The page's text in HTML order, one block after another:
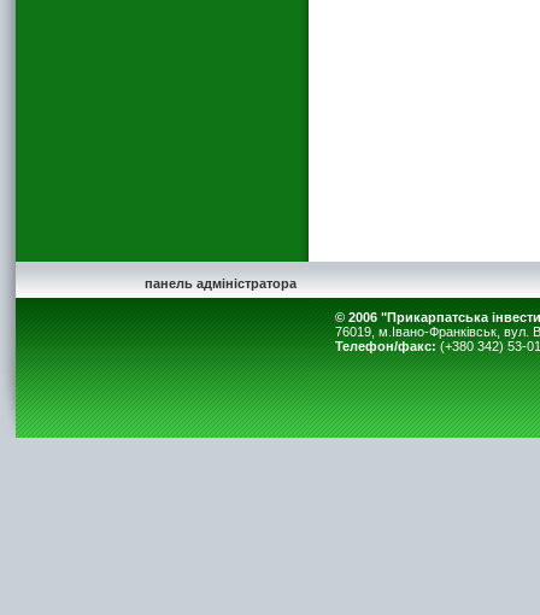
панель адміністратора
© 2006 "Прикарпатська
76019, м.Івано-Франківськ, вул.
Телефон/факс:(+380 342) 53-